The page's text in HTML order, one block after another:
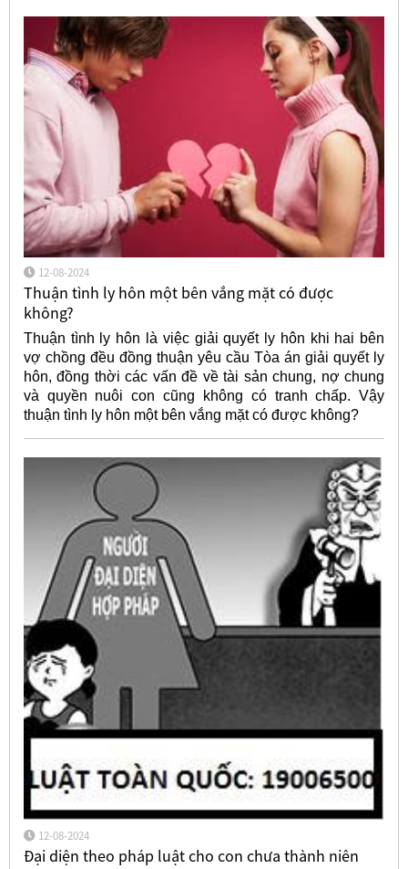
12-08-2024
Thuận tình ly hôn một bên vắng mặt có được
không?
Thuận tình ly hôn là việc giải quyết ly hôn khi hai bên
vợ chồng đều đồng thuận yêu cầu Tòa án giải quyết ly
hôn, đồng thời các vấn đề về tài sản chung, nợ chung
và quyền nuôi con cũng không có tranh chấp. Vậy
thuận tình ly hôn một bên vắng mặt có được không?
12-08-2024
Đại diện theo pháp luật cho con chưa thành niên